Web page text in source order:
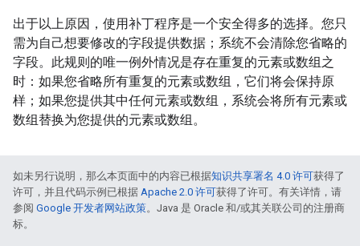
出于以上原因，使用补丁程序是一个安全得多的选择。您只
需为自己想要修改的字段提供数据；系统不会清除您省略的
字段。此规则的唯一例外情况是存在重复的元素或数组之
时：如果您省略所有重复的元素或数组，它们将会保持原
样；如果您提供其中任何元素或数组，系统会将所有元素或
数组替换为您提供的元素或数组。
如未另行说明，那么本页面中的内容已根据知识共享署名 4.0 许可获得了
许可，并且代码示例已根据 Apache 2.0 许可获得了许可。有关详情，请
参阅 Google 开发者网站政策。Java 是 Oracle 和/或其关联公司的注册商
标。